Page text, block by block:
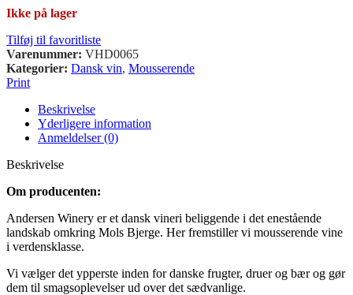
Ikke på lager
Tilføj til favoritliste
Varenummer: VHD0065
Kategorier: Dansk vin, Mousserende
Print
Beskrivelse
Yderligere information
Anmeldelser (0)
Beskrivelse
Om producenten:
Andersen Winery er et dansk vineri beliggende i det enestående
landskab omkring Mols Bjerge. Her fremstiller vi mousserende vine
i verdensklasse.
Vi vælger det ypperste inden for danske frugter, druer og bær og gør
dem til smagsoplevelser ud over det sædvanlige.